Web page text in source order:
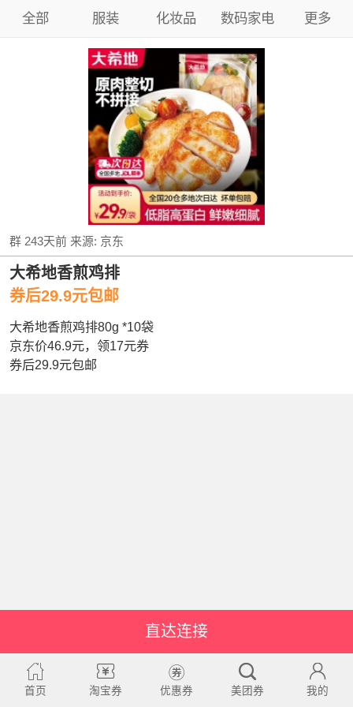
全部 服装 化妆品 数码家电 更多
群 243天前来源: 京东
大希地香煎鸡排
券后29.9元包邮
大希地香煎鸡排80g *10袋
京东价46.9元，领17元券
券后29.9元包邮
直达连接
首页 淘宝券 优惠券 美团券 我的